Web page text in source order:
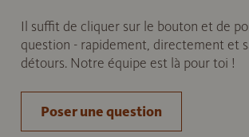
Il suffit de cliquer sur le bouton et de
question - rapidement, directement et
détours. Notre équipe est là pour toi !
Poser une question